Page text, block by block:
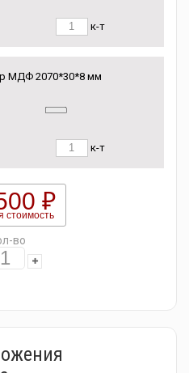
к-т
МДФ 2070*30*8 мм
к-т
₽
стоимость
во